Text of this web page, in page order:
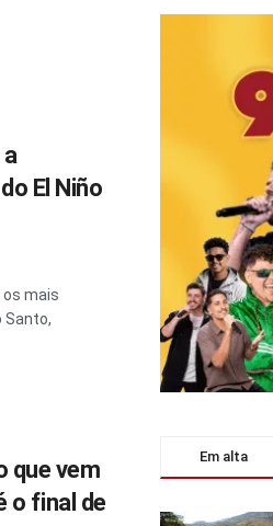
El Niño
mais
Santo,
que vem
o final de
Em alta